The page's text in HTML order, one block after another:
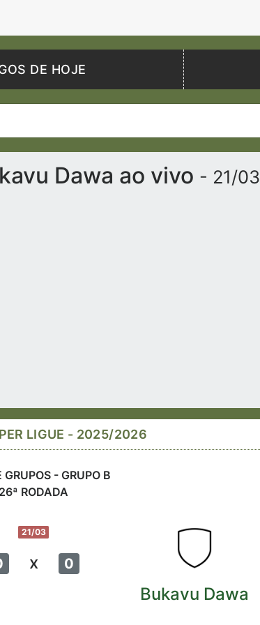
DE HOJE
Dawa ao vivo - 21/
LIGUE - 2025/2026
GRUPOS - GRUPO B
26ª RODADA
21/03
x 0
Bukavu Dawa